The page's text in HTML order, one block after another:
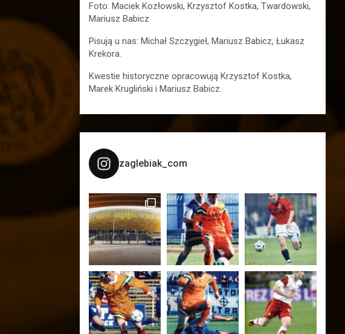
Foto: Maciek Kozłowski, Krzysztof Kostka, Twardowski,
Mariusz Babicz
Pisują u nas: Michał Szczygieł, Mariusz Babicz, Łukasz
Krekora.
Kwestie historyczne opracowują Krzysztof Kostka,
Marek Krugliński i Mariusz Babicz.
zaglebiak_com